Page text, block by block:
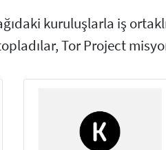
kuruluşlarla iş
Tor Project